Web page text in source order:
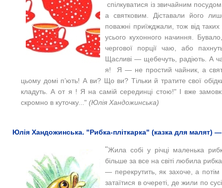
спілкуватися із звичайним
а святковим. Діставали його
поважні приїжджали, тож від
усього кухонного начиння.
чергової порції чаю, або
Щасливі — щебечуть, радіють.А
я! Я — не простий чайник, а
цьому домі п’ють! А ви? Що ви? Тільки й тратите свої
кладуть. А от я ! Я на самій серединці стою!" І вже
скромно в куточку..." (Юлія Хандожинська)
Юлія Хандожинська. "Рибка-пліткарка" (казка для малят)
"Жила собі у річці маленька
більше за все на світі любила
— перекрутить, як захоче, а
затаїтися в очереті, де жили по